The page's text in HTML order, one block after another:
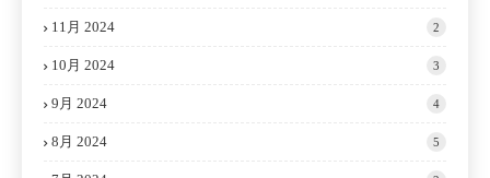
11月 2024 2
10月 2024 3
9月 2024 4
8月 2024 5